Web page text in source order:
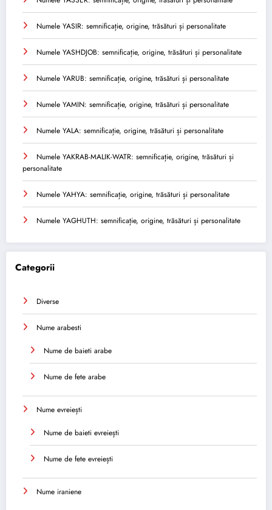
Numele YASIR: semnificație, origine, trăsături și personalitate
Numele YASHDJOB: semnificație, origine, trăsături și personalitate
Numele YARUB: semnificație, origine, trăsături și personalitate
Numele YAMIN: semnificație, origine, trăsături și personalitate
Numele YALA: semnificație, origine, trăsături și personalitate
Numele YAKRAB-MALIK-WATR: semnificație, origine, trăsături și
personalitate
Numele YAHYA: semnificație, origine, trăsături și personalitate
Numele YAGHUTH: semnificație, origine, trăsături și personalitate
Categorii
Diverse
Nume arabesti
Nume de baieti arabe
Nume de fete arabe
Nume evreiești
Nume de baieti evreiești
Nume de fete evreiești
Nume iraniene